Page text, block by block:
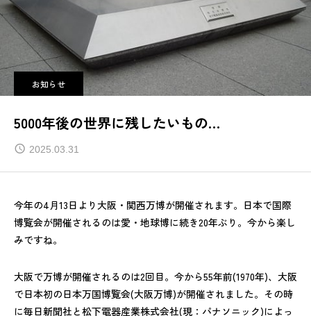
お知らせ
5000年後の世界に残したいもの…
2025.03.31
今年の4月13日より大阪・関西万博が開催されます。日本で国際
博覧会が開催されるのは愛・地球博に続き20年ぶり。今から楽し
みですね。
大阪で万博が開催されるのは2回目。今から55年前(1970年)、大阪
で日本初の日本万国博覧会(大阪万博)が開催されました。その時
に毎日新聞社と松下電器産業株式会社(現：パナソニック)によっ